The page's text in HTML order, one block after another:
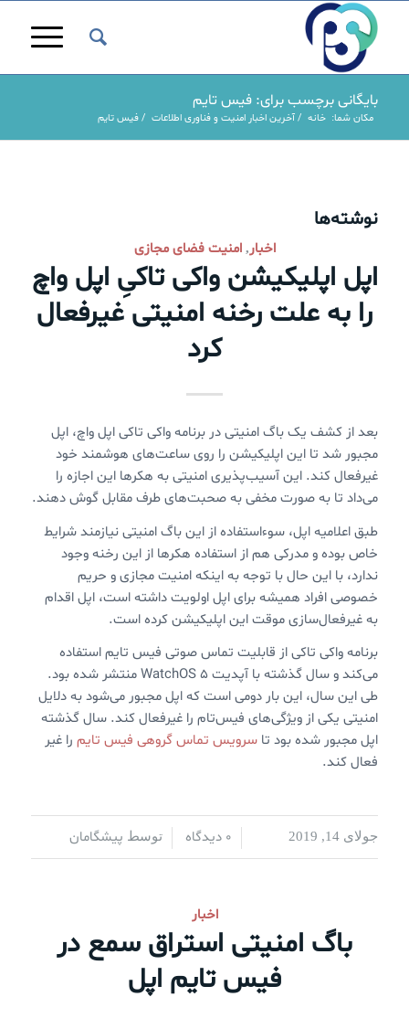
بایگانی برچسب برای: فیس تایم
مکان شما: خانه / آخرین اخبار امنیت و فناوری اطلاعات / فیس تایم
نوشته‌ها
اخبار,امنیت فضای مجازی
اپل اپلیکیشن واکی تاکیِ اپل واچ
را به علت رخنه امنیتی غیرفعال
کرد
بعد از کشف یک باگ امنیتی در برنامه واکی تاکی اپل واچ، اپل
مجبور شد تا این اپلیکیشن را روی ساعت‌های هوشمند خود
غیرفعال کند. این آسیب‌پذیری امنیتی به هکرها این اجازه را
می‌داد تا به صورت مخفی به صحبت‌های طرف مقابل گوش دهند.
طبق اعلامیه اپل، سوءاستفاده از این باگ امنیتی نیازمند شرایط
خاص بوده و مدرکی هم از استفاده هکرها از این رخنه وجود
ندارد، با این حال با توجه به اینکه امنیت مجازی و حریم
خصوصی افراد همیشه برای اپل اولویت داشته است، اپل اقدام
به غیرفعال‌سازی موقت این اپلیکیشن کرده است.
برنامه واکی تاکی از قابلیت تماس صوتی فیس تایم استفاده
می‌کند و سال گذشته با آپدیت WatchOS 5 منتشر شده بود.
طی این سال، این بار دومی است که اپل مجبور می‌شود به دلایل
امنیتی یکی از ویژگی‌های فیس‌تام را غیرفعال کند. سال گذشته
اپل مجبور شده بود تا سرویس تماس گروهی فیس تایمرا غیر
فعال کند.
جولای 14, 2019 / 0 دیدگاه
/ توسط پیشگامان
اخبار
باگ امنیتی استراق سمع در
فیس تایم اپل